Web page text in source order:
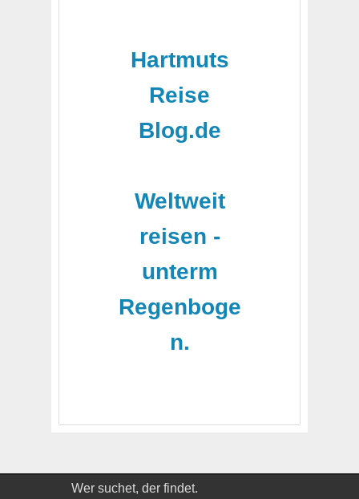
Hartmuts
Reise
Blog.de
Weltweit
reisen -
unterm
Regenboge
n.
Wer suchet, der findet.